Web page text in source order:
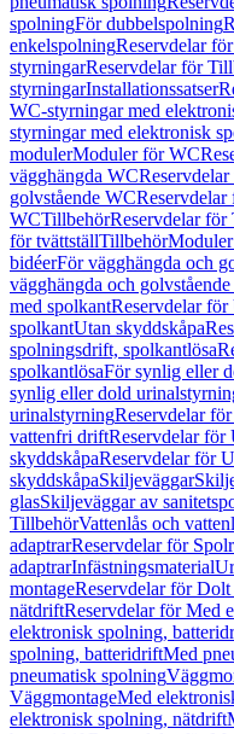
spolningFör dubbelspolning
enkelspolningReservdelar
styrningarReservdelar för
styrningarInstallationssatser
WC-styrningar med
styrningar med elektronisk
modulerModuler för WC
vägghängda WC
golvstående WCReservdelar
WCTillbehörReservdelar för
för tvättställTillbehör
bidéerFör vägghängda och
vägghängda och
med spolkantReservdelar
spolkantUtan skyddskåpa
spolningsdrift, spolkantlösa
spolkantlösaFör synlig eller
synlig eller dold
urinalstyrningReservdelar
vattenfri driftReservdelar
skyddskåpaReservdelar för
skyddskåpaSkiljeväggar
glasSkiljeväggar av
TillbehörVattenlås och
adaptrarReservdelar för
adaptrarInfästningsmaterial
montageReservdelar för Dolt
nätdriftReservdelar för Med
elektronisk spolning,
spolning, batteridriftMed
pneumatisk spolning
VäggmontageMed
elektronisk spolning, nätdrift